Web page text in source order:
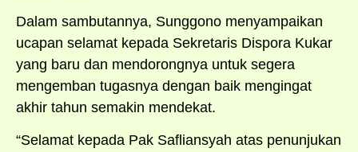
Dalam sambutannya, Sunggono menyampaikan
ucapan selamat kepada Sekretaris Dispora Kukar
yang baru dan mendorongnya untuk segera
mengemban tugasnya dengan baik mengingat
akhir tahun semakin mendekat.
“Selamat kepada Pak Safliansyah atas penunjukan